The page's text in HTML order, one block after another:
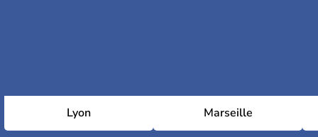
Lyon Marseille